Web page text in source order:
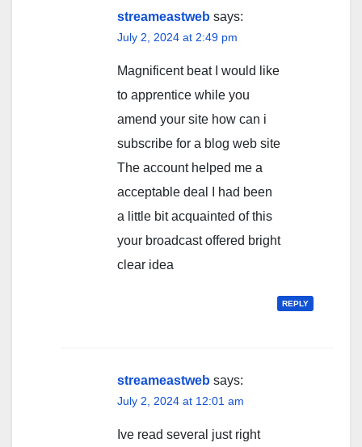
streameastweb says:
July 2, 2024 at 2:49 pm
Magnificent beat I would like
to apprentice while you
amend your site how can i
subscribe for a blog web site
The account helped me a
acceptable deal I had been
a little bit acquainted of this
your broadcast offered bright
clear idea
REPLY
streameastweb says:
July 2, 2024 at 12:01 am
Ive read several just right